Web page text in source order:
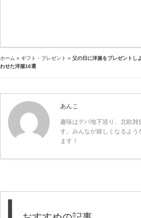
ホーム » ギフト・プレゼント » 父の日に洋服をプレゼントし
わせた洋服16選
あんこ
趣味はデパ地下巡り、北欧
す。みんなが嬉しくなるよう
ます！